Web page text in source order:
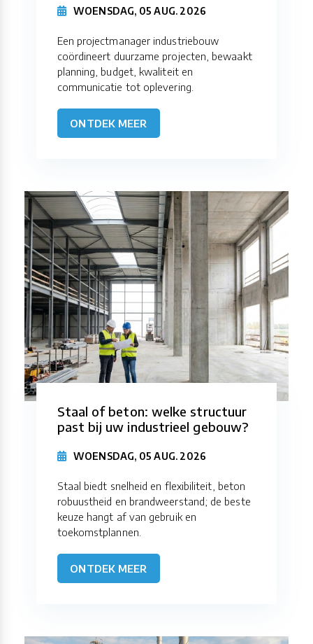
WOENSDAG, 05 AUG. 2026
Een projectmanager industriebouw
coördineert duurzame projecten, bewaakt
planning, budget, kwaliteit en
communicatie tot oplevering.
ONTDEK MEER
Staal of beton: welke structuur
past bij uw industrieel gebouw?
WOENSDAG, 05 AUG. 2026
Staal biedt snelheid en flexibiliteit, beton
robuustheid en brandweerstand; de beste
keuze hangt af van gebruik en
toekomstplannen.
ONTDEK MEER